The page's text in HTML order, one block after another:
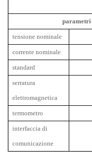
parametri
tensione nominale
corrente nominale
standard
serratura
elettromagnetica
termometro
interfaccia di
comunicazione